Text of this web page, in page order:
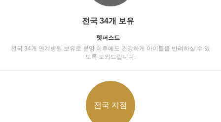
전국 34개 보유
펫퍼스트
전국 34개 연계병원 보유로 분양 이후에도 건강하게 아이들을 반려하실 수 있
도록 도와드립니다.
전국 지점